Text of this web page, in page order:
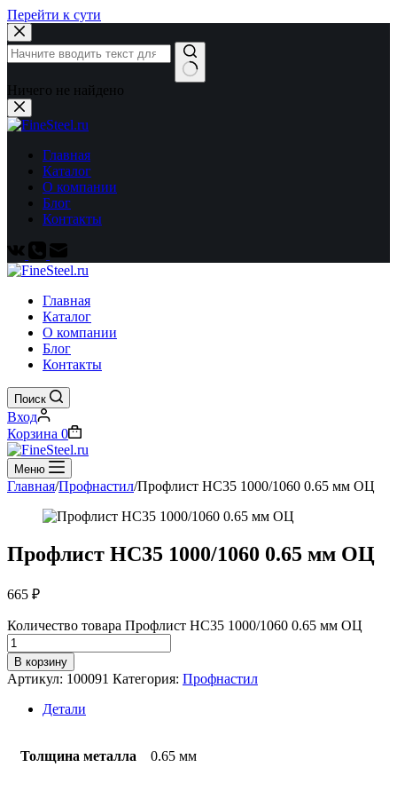
Перейти к сути
Ничего не найдено
Главная
Каталог
О компании
Блог
Контакты
Главная
Каталог
О компании
Блог
Контакты
Поиск
Вход
Корзина 0
Меню
Главная/Профнастил/Профлист НС35 1000/1060 0.65 мм ОЦ
Профлист НС35 1000/1060 0.65 мм ОЦ
665 ₽
Количество товара Профлист НС35 1000/1060 0.65 мм ОЦ
В корзину
Артикул: 100091 Категория: Профнастил
Детали
Толщина металла 0.65 мм